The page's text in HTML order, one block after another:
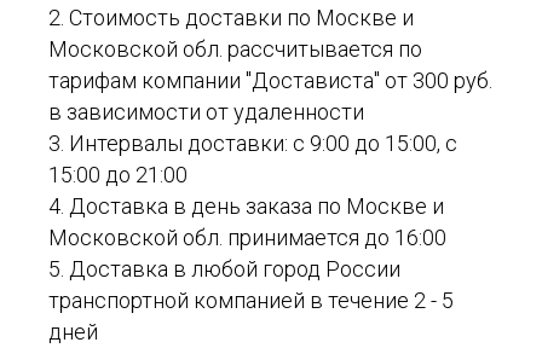
2. Стоимость доставки по Москве и
Московской обл. рассчитывается по
тарифам компании "Достависта" от 300 руб.
в зависимости от удаленности
3. Интервалы доставки: с 9:00 до 15:00, с
15:00 до 21:00
4. Доставка в день заказа по Москве и
Московской обл. принимается до 16:00
5. Доставка в любой город России
транспортной компанией в течение 2 - 5
дней